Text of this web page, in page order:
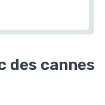
des cannes